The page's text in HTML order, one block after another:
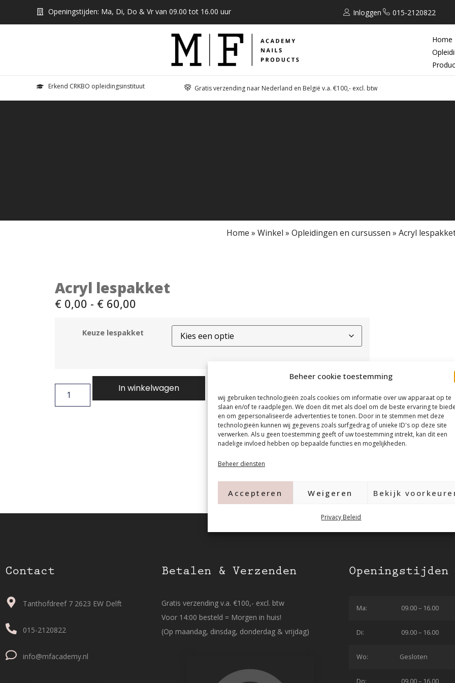
Beheer cookie toestemming
wij gebruiken technologieën zoals cookies om informatie over uw apparaat op te
slaan en/of te raadplegen. We doen dit met als doel om de beste ervaring te
en om gepersonaliseerde advertenties te tonen. Door in te stemmen met deze
technologieën kunnen wij gegevens zoals surfgedrag of unieke ID's op deze site
verwerken. Als u geen toestemming geeft of uw toestemming intrekt, kan dit een
nadelige invloed hebben op bepaalde functies en mogelijkheden.
Beheer diensten
Accepteren Weigeren Bekijk
Privacy Beleid
Openingstijden: Ma, Di, Do & Vr van 09.00 tot 16.00 uur Inloggen 015-2120822
Home
Erkend CRKBO opleidingsinstituut Gratis verzending naar Nederland en België v.a. €100,- excl. btw
Home » Winkel » Opleidingen en cursussen » Acryl
Acryl lespakket
€0,00 - €60,00
Keuze lespakket
In winkelwagen
Contact
Tanthofdreef 7 2623 EW Delft
015-2120822
info@mfacademy.nl
Betalen & Verzenden
Gratis verzending v.a. €100,- excl. btw
Voor 14:00 besteld = Morgen in huis!
(Op maandag, dinsdag, donderdag & vrijdag)
Openingstijden
Ma: 09.00 – 16.00
Di: 09.00 – 16.00
Wo: Gesloten
Do: 09.00 – 16.00